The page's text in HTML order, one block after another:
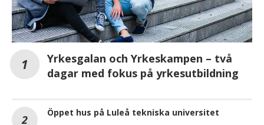
Yrkesgalan och Yrkeskampen – två
dagar med fokus på yrkesutbildning
Öppet hus på Luleå tekniska universitet